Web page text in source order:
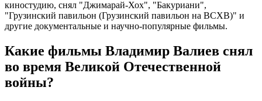
киностудию, снял "Джимарай-Хох", "Бакуриани",
"Грузинский павильон (Грузинский павильон на ВСХВ)" и
другие документальные и научно-популярные фильмы.
Какие фильмы Владимир Валиев снял
во время Великой Отечественной
войны?